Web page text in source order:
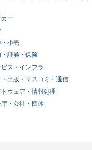
カー
小売
証券・保険
ス・インフラ
・出版・マスコミ・通信
トウェア・情報処理
・公社・団体